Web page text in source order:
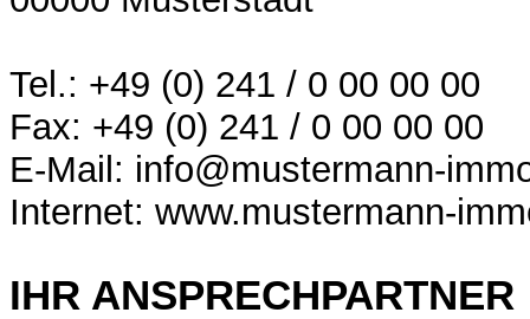
Tel.: +49 (0) 241 / 0 00 00 00
Fax: +49 (0) 241 / 0 00 00 00
E-Mail: info@mustermann-
Internet: www.mustermann-
IHR ANSPRECHPARTNER